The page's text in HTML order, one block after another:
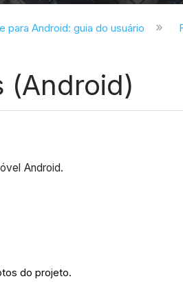
para Android: guia do usuário
(Android)
Android.
do projeto.